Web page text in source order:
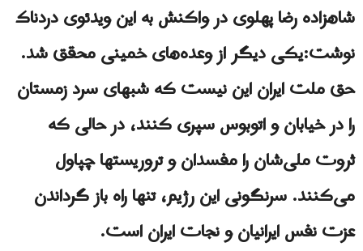
شاهزاده رضا پهلوی در واکنش به این ویدئوی دردناک
نوشت:یکی دیگر از وعده‌های خمینی محقق شد.
حق ملت ایران این نیست که شبهای سرد زمستان
را در خیابان و اتوبوس سپری کنند، در حالی که
ثروت ملی‌شان را مفسدان و تروریستها چپاول
می‌کنند. سرنگونی این رژیم، تنها راه باز گرداندن
عزت نفس ایرانیان و نجات ایران است.